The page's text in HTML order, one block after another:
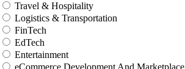
Travel & Hospitality
Logistics & Transportation
FinTech
EdTech
Entertainment